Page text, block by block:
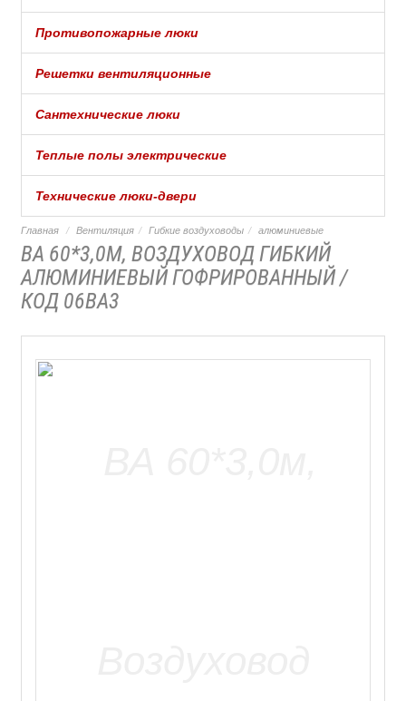
Противопожарные люки
Решетки вентиляционные
Сантехнические люки
Теплые полы электрические
Технические люки-двери
Главная Вентиляция Гибкие воздуховоды алюминиевые
ВА 60*3,0М, ВОЗДУХОВОД ГИБКИЙ
АЛЮМИНИЕВЫЙ ГОФРИРОВАННЫЙ /
КОД 06ВА3